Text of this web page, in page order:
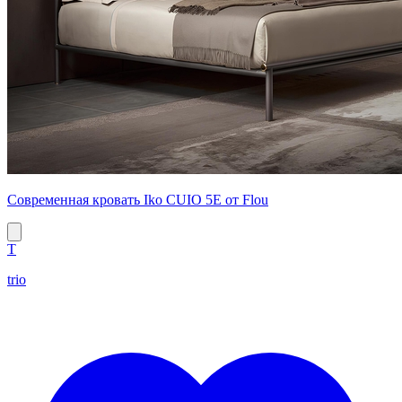
Современная кровать Iko CUIO 5E от Flou
T
trio